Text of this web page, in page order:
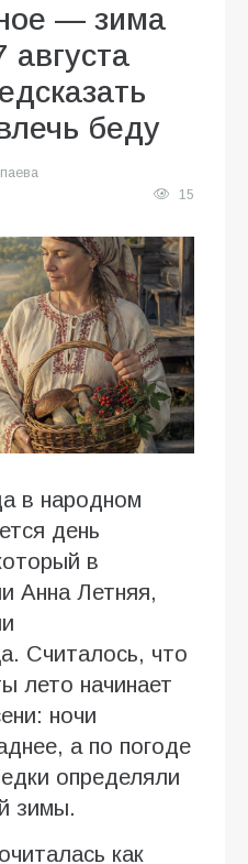
— зима
августа
беду
15
в народном
день
в
Анна Летняя,
Считалось, что
лето начинает
ночи
а по погоде
определяли
зимы.
как